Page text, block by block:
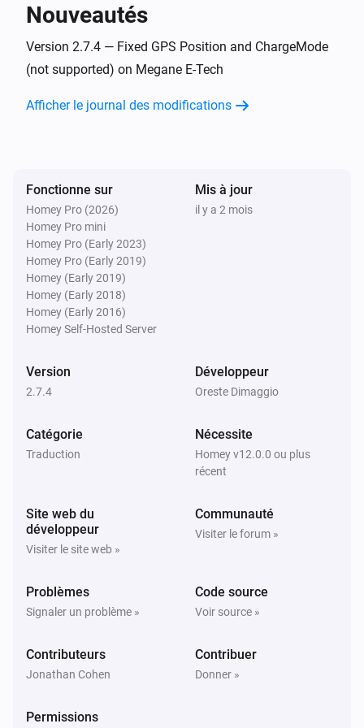
Le véhicule est branché
Activé
Renault Megane
Le niveau de la batterie a changé
Renault Zoe
Activé
Renault Zoe
Renault Zoe
Changement de mode de charge
Renault Zoe
La charge s'est arrêtée
La charge a commencé
Véhicule n'est pas à la maison
Véhicule est à la maison
Nouveautés
Version 2.7.4 — Fixed GPS Position and ChargeMode
(not supported) on Megane E-Tech
Afficher le journal des modifications
Fonctionne sur
Homey Pro (2026)
Homey Pro mini
Homey Pro (Early 2023)
Homey Pro (Early 2019)
Homey (Early 2019)
Homey (Early 2018)
Homey (Early 2016)
Homey Self-Hosted Server
Mis à jour
il y a 2 mois
Version
2.7.4
Développeur
Oreste Dimaggio
Catégorie
Traduction
Nécessite
Homey v12.0.0 ou plus
récent
Site web du
développeur
Visiter le site web »
Communauté
Visiter le forum »
Problèmes
Signaler un problème »
Code source
Voir source »
Contributeurs
Jonathan Cohen
Contribuer
Donner »
Permissions